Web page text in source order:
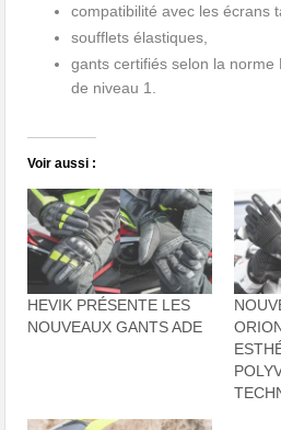
compatibilité avec les écrans
soufflets élastiques,
gants certifiés selon la
de niveau 1.
Voir aussi :
HEVIK PRÉSENTE LES
NOUVEAUX GANTS ADE